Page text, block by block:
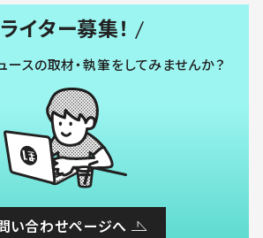
ライター募集！
ースの取材・執筆をしてみませんか？
い合わせページへ